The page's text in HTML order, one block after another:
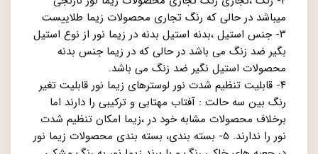
میباشد در حالی که رنگ تجاری محصولات زیما طلاییست
۳- جنس استیل ،بدنه استیل بدنه در زیما نور از نوع استیل
بگیر ضد زنگ می باشد در حالی که در زیما جنس بدنه
محصولات استیل نگیر ضد زنگ می باشد.
۴- قابلیت تنظیم شدت نور لوسترهای زیما نور قابلیت تغیر
رنگ بین سه حالت : آفتاب مهتابی و ترکیبی را دارند اما
برخلاف محصولات مشابه خود در ،زیما امکان تنظیم شدت
نور را ندارند. ۵- بسته بندی، بسته بندی محصولات زیما نور